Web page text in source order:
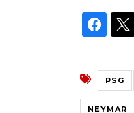
PSG
NEYMAR